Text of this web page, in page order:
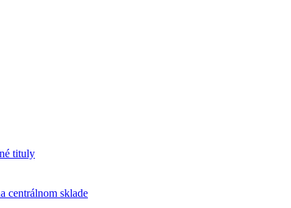
tituly
centrálnom sklade